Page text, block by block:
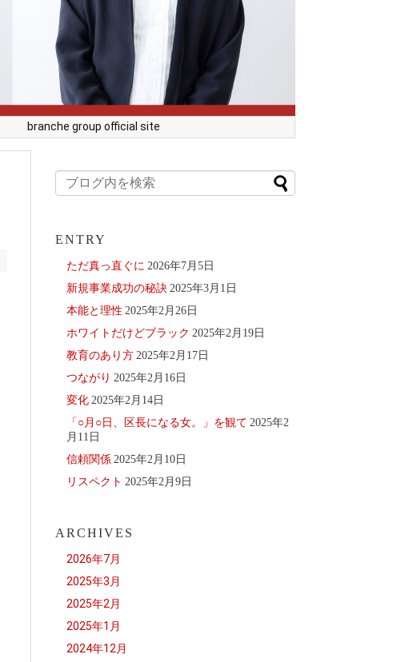
branche group official site
ENTRY
ただ真っ直ぐに 2026年7月5日
新規事業成功の秘訣 2025年3月1日
本能と理性 2025年2月26日
ホワイトだけどブラック 2025年2月19日
教育のあり方 2025年2月17日
つながり 2025年2月16日
変化 2025年2月14日
「○月○日、区長になる女。」を観て 2025年2
月11日
信頼関係 2025年2月10日
リスペクト 2025年2月9日
ARCHIVES
2026年7月
2025年3月
2025年2月
2025年1月
2024年12月